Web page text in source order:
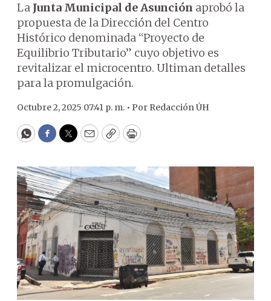
La Junta Municipal de Asunción aprobó la
propuesta de la Dirección del Centro
Histórico denominada “Proyecto de
Equilibrio Tributario” cuyo objetivo es
revitalizar el microcentro. Ultiman detalles
para la promulgación.
Octubre 2, 2025 07:41 p. m. • Por Redacción ÚH
WhatsApp
Facebook
Twitter
EmailCopyPrint